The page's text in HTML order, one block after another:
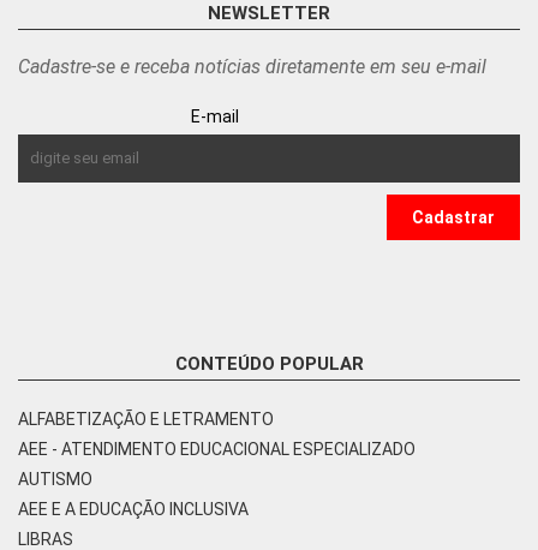
NEWSLETTER
Cadastre-se e receba notícias diretamente em seu e-mail
E-mail
CONTEÚDO POPULAR
ALFABETIZAÇÃO E LETRAMENTO
AEE - ATENDIMENTO EDUCACIONAL ESPECIALIZADO
AUTISMO
AEE E A EDUCAÇÃO INCLUSIVA
LIBRAS